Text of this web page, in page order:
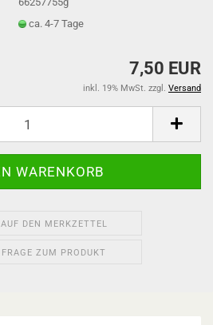
ca. 4-7 Tage
7,50 EUR
inkl. 19% MwSt. zzgl. Versand
AUF DEN MERKZETTEL
FRAGE ZUM PRODUKT